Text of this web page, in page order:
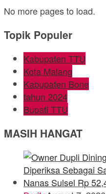
No more pages to load.
Topik Populer
Kabupaten TTU
Kota Malang
Kabupaten Bone
tahun 2024
Bupati TTU
MASIH HANGAT